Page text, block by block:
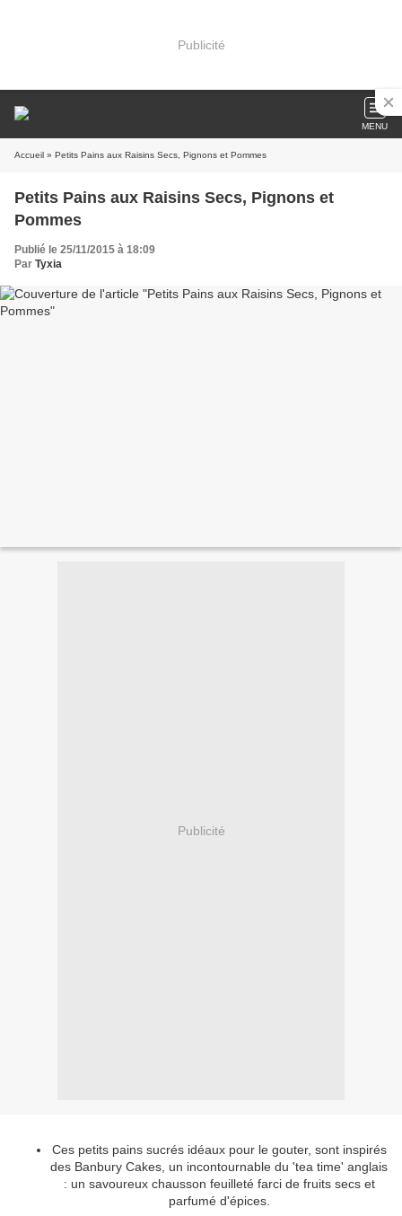
Publicité
MENU
Accueil » Petits Pains aux Raisins Secs, Pignons et Pommes
Petits Pains aux Raisins Secs, Pignons et
Pommes
Publié le 25/11/2015 à 18:09
Par Tyxia
Publicité
Ces petits pains sucrés idéaux pour le gouter, sont inspirés
des Banbury Cakes, un incontournable du 'tea time' anglais
: un savoureux chausson feuilleté farci de fruits secs et
parfumé d'épices.